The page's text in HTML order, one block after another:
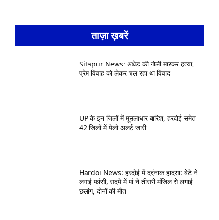
ताज़ा ख़बरें
Sitapur News: अधेड़ की गोली मारकर हत्या,
प्रेम विवाह को लेकर चल रहा था विवाद
UP के इन जिलों में मूसलाधार बारिश, हरदोई समेत
42 जिलों में येलो अलर्ट जारी
Hardoi News: हरदोई में दर्दनाक हादसा: बेटे ने
लगाई फांसी, सदमे में मां ने तीसरी मंजिल से लगाई
छलांग, दोनों की मौत